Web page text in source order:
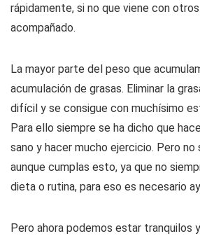
rápidamente, si no que viene con
acompañado.
La mayor parte del peso que
acumulación de grasas. Eliminar la
difícil y se consigue con muchísimo
Para ello siempre se ha dicho que
sano y hacer mucho ejercicio. Pero no
aunque cumplas esto, ya que no
dieta o rutina, para eso es necesario
Pero ahora podemos estar tranquilos